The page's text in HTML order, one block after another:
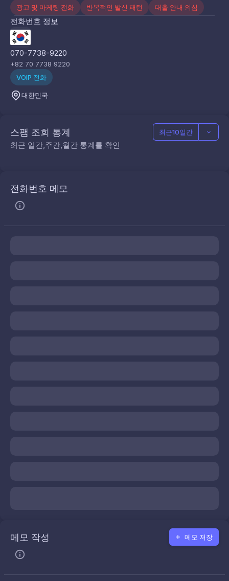
광고 및 마케팅 전화 반복적인 발신 패턴 대출 안내 의심
전화번호 정보
070-7738-9220
+82 70 7738 9220
VOIP 전화
대한민국
스팸 조회 통계
최근 일간,주간,월간 통계를 확인
최근10일간
전화번호 메모
메모 작성 메모 저장